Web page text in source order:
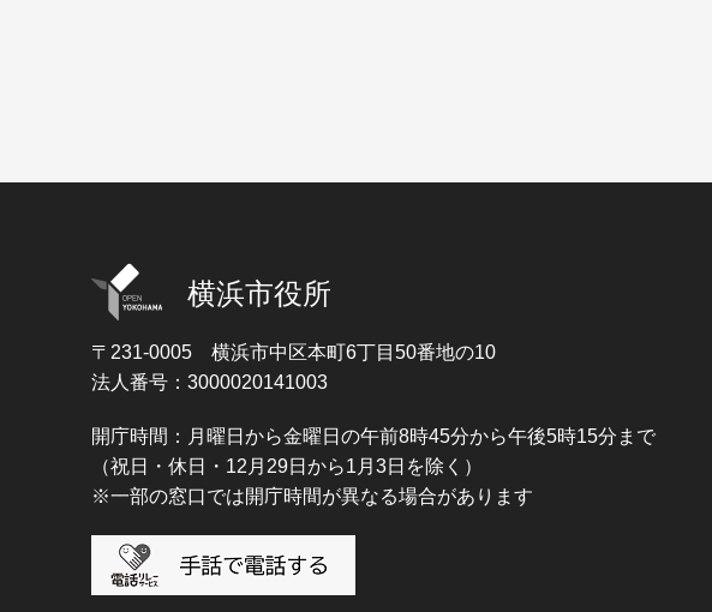
横浜市役所
〒231-0005 横浜市中区本町6丁目50番地の10
法人番号：3000020141003
開庁時間：月曜日から金曜日の午前8時45分から午後5時15分まで
（祝日・休日・12月29日から1月3日を除く）
※一部の窓口では開庁時間が異なる場合があります